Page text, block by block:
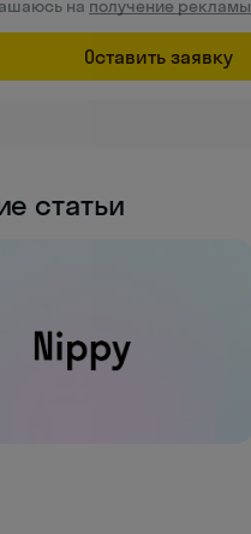
на получение рекламы
Оставить заявку
статьи